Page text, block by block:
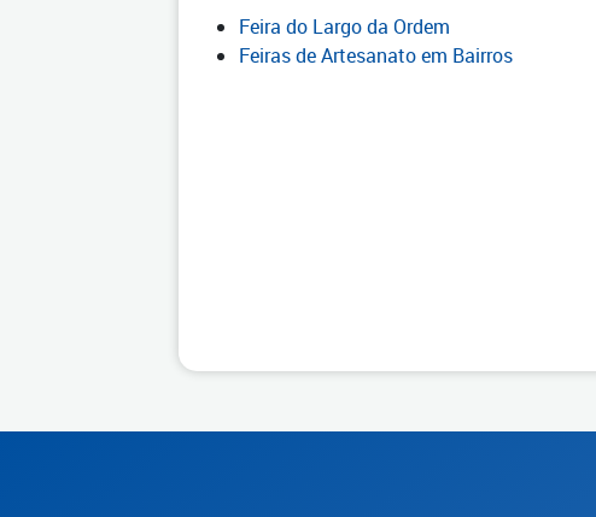
Feira do Largo da Ordem
Feiras de Artesanato em Bairros